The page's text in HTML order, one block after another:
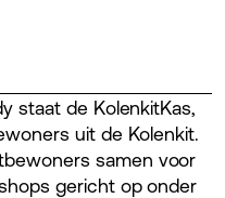
staat de KolenkitKas,
uit de Kolenkit.
samen voor
gericht op onder